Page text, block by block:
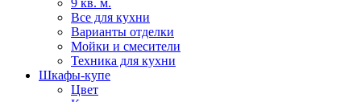
9 кв. м.
Все для кухни
Варианты отделки
Мойки и смесители
Техника для кухни
Шкафы-купе
Цвет